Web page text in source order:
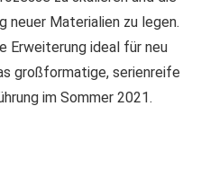
neuer Materialien zu legen.
Erweiterung ideal für neu
großformatige, serienreife
im Sommer 2021.